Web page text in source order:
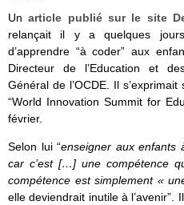
Unarticle publié sur le site
relançait il y a quelques
d’apprendre “à coder” aux
Directeur de l’Education et
Général de l’OCDE. Il
“World Innovation Summit for
février.
Selon lui “enseigner aux enfants
car c’est […] une compétence
compétence est simplement «
elle deviendrait inutile à l’avenir”.